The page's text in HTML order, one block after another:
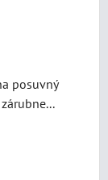
posuvný